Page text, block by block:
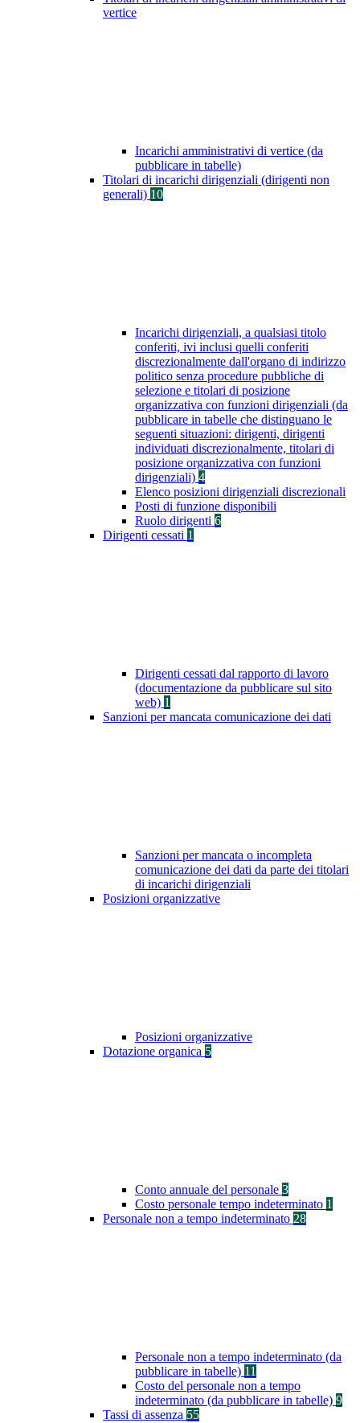
vertice
Incarichi amministrativi di vertice (da
pubblicare in tabelle)
Titolari di incarichi dirigenziali (dirigenti non
generali) 10
Incarichi dirigenziali, a qualsiasi titolo
conferiti, ivi inclusi quelli conferiti
discrezionalmente dall'organo di indirizzo
politico senza procedure pubbliche di
selezione e titolari di posizione
organizzativa con funzioni dirigenziali (da
pubblicare in tabelle che distinguano le
seguenti situazioni: dirigenti, dirigenti
individuati discrezionalmente, titolari di
posizione organizzativa con funzioni
dirigenziali) 4
Elenco posizioni dirigenziali discrezionali
Posti di funzione disponibili
Ruolo dirigenti 6
Dirigenti cessati 1
Dirigenti cessati dal rapporto di lavoro
(documentazione da pubblicare sul sito
web) 1
Sanzioni per mancata comunicazione dei dati
Sanzioni per mancata o incompleta
comunicazione dei dati da parte dei titolari
di incarichi dirigenziali
Posizioni organizzative
Posizioni organizzative
Dotazione organica 5
Conto annuale del personale 3
Costo personale tempo indeterminato 1
Personale non a tempo indeterminato 28
Personale non a tempo indeterminato (da
pubblicare in tabelle) 11
Costo del personale non a tempo
indeterminato (da pubblicare in tabelle) 9
Tassi di assenza 55